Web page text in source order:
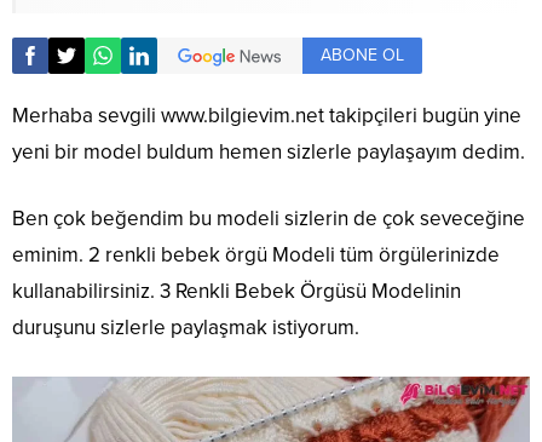
ABONE OL
Merhaba sevgili www.bilgievim.nettakipçileri bugün yine
yeni bir model buldum hemen sizlerle paylaşayım dedim.
Ben çok beğendim bu modeli sizlerin de çok seveceğine
eminim. 2 renkli bebek örgü Modeli tüm örgülerinizde
kullanabilirsiniz. 3 Renkli Bebek Örgüsü Modelinin
duruşunu sizlerle paylaşmak istiyorum.